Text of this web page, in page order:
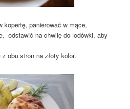
kopertę, panierować w mące,
odstawić na chwilę do lodówki, aby
obu stron na złoty kolor.